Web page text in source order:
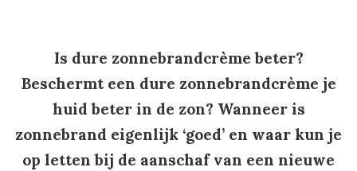
Is dure zonnebrandcrème beter?
Beschermt een dure zonnebrandcrème je
huid beter in de zon? Wanneer is
zonnebrand eigenlijk ‘goed’ en waar kun je
op letten bij de aanschaf van een nieuwe